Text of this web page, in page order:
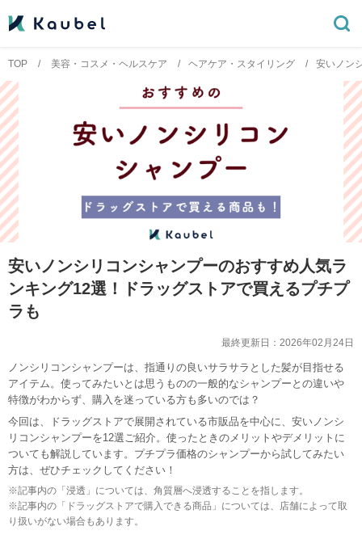
TOP 美容・コスメ・ヘルスケア ヘアケア・スタイリング 安いノン
安いノンシリコンシャンプーのおすすめ人気ラ
ンキング12選！ドラッグストアで買えるプチプ
ラも
最終更新日： 2026年02月24日
ノンシリコンシャンプーは、指通りの良いサラサラとした髪が目指せる
アイテム。使ってみたいとは思うものの一般的なシャンプーとの違いや
特徴がわからず、購入を迷っている方も多いのでは？
今回は、ドラッグストアで展開されている市販品を中心に、安いノンシ
リコンシャンプーを12選ご紹介。使ったときのメリットやデメリットに
ついても解説しています。プチプラ価格のシャンプーから試してみたい
方は、ぜひチェックしてください！
※記事内の「浸透」については、角質層へ浸透することを指します。
※記事内の「ドラッグストアで購入できる商品」については、店舗によって取
り扱いがない場合もあります。